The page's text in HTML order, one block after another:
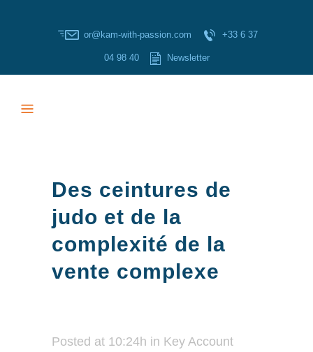
or@kam-with-passion.com +33 6 37
04 98 40 Newsletter
Des ceintures de
judo et de la
complexité de la
vente complexe
Posted at 10:24h in Key Account